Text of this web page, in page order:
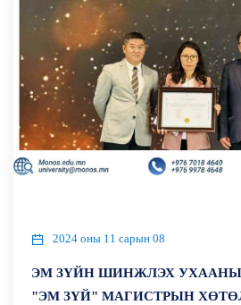
2024 оны 11 сарын 08
ЭМ ЗҮЙН ШИНЖЛЭХ УХААНЫ
"ЭМ ЗҮЙ" МАГИСТРЫН